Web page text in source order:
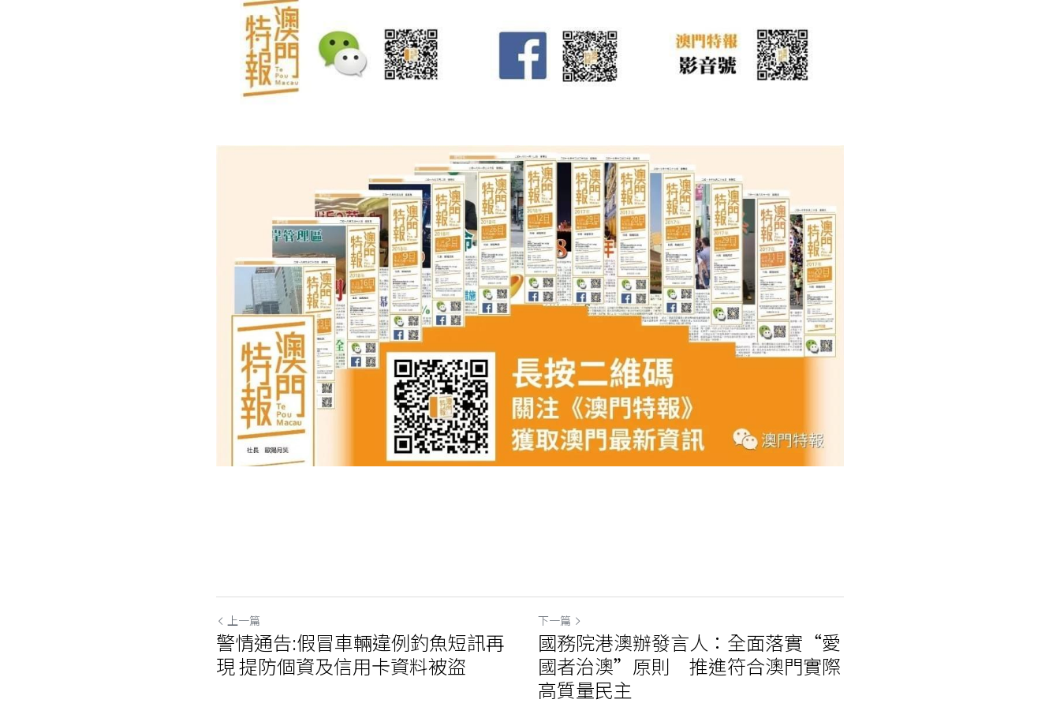
上一篇
警情通告:假冒車輛違例釣魚短訊再
現 提防個資及信用卡資料被盜
下一篇
國務院港澳辦發言人：全面落實“愛
國者治澳”原則 推進符合澳門實際
高質量民主